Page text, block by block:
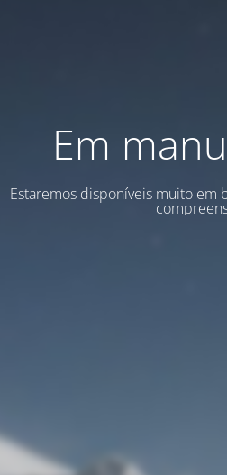
Em
Estaremos disponíveis muito em